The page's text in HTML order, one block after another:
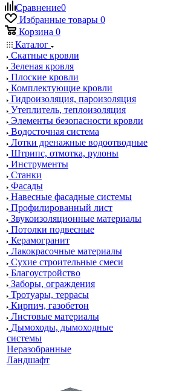
Сравнение0
Избранные товары 0
Корзина 0
Каталог
Скатные кровли
Зеленая кровля
Плоские кровли
Комплектующие кровли
Гидроизоляция, пароизоляция
Утеплитель, теплоизоляция
Элементы безопасности кровли
Водосточная система
Лотки дренажные водоотводные
Штрипс, отмотка, рулоны
Инструменты
Станки
Фасады
Навесные фасадные системы
Профилированный лист
Звукоизоляционные материалы
Потолки подвесные
Керамогранит
Лакокрасочные материалы
Сухие строительные смеси
Благоустройство
Заборы, ограждения
Тротуары, террасы
Кирпич, газобетон
Листовые материалы
Дымоходы, дымоходные
системы
Неразобранные
Ландшафт